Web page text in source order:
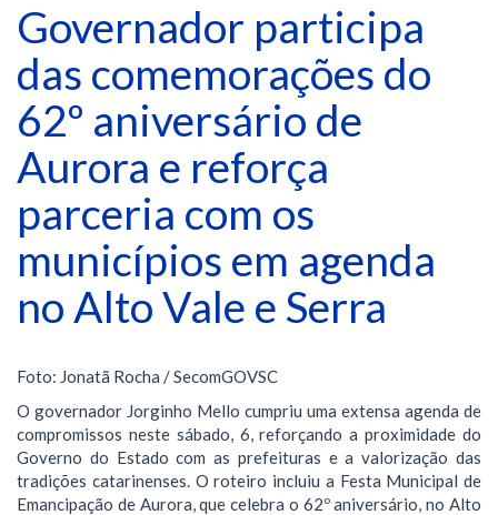
Governador participa
das comemorações do
62º aniversário de
Aurora e reforça
parceria com os
municípios em agenda
no Alto Vale e Serra
Foto: Jonatã Rocha / SecomGOVSC
​O governador Jorginho Mello cumpriu uma extensa agenda de
compromissos neste sábado, 6, reforçando a proximidade do
Governo do Estado com as prefeituras e a valorização das
tradições catarinenses. O roteiro incluiu a Festa Municipal de
Emancipação de Aurora, que celebra o 62º aniversário, no Alto